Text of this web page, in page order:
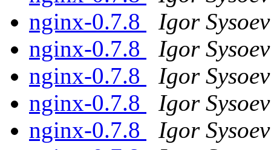
nginx-0.7.8
Igor Sysoev
nginx-0.7.8
Igor Sysoev
nginx-0.7.8
Igor Sysoev
nginx-0.7.8
Igor Sysoev
nginx-0.7.8
Igor Sysoev